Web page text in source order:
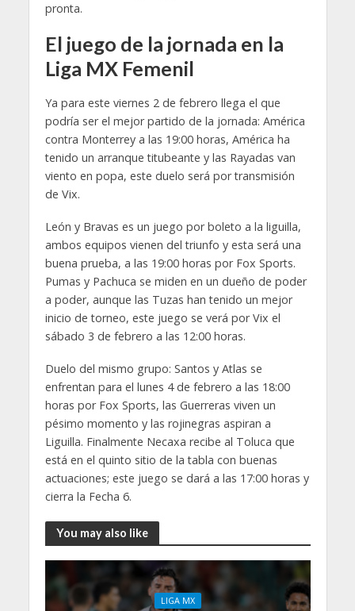
pronta.
El juego de la jornada en la
Liga MX Femenil
Ya para este viernes 2 de febrero llega el que
podría ser el mejor partido de la jornada: América
contra Monterrey a las 19:00 horas, América ha
tenido un arranque titubeante y las Rayadas van
viento en popa, este duelo será por transmisión
de Vix.
León y Bravas es un juego por boleto a la liguilla,
ambos equipos vienen del triunfo y esta será una
buena prueba, a las 19:00 horas por Fox Sports.
Pumas y Pachuca se miden en un dueño de poder
a poder, aunque las Tuzas han tenido un mejor
inicio de torneo, este juego se verá por Vix el
sábado 3 de febrero a las 12:00 horas.
Duelo del mismo grupo: Santos y Atlas se
enfrentan para el lunes 4 de febrero a las 18:00
horas por Fox Sports, las Guerreras viven un
pésimo momento y las rojinegras aspiran a
Liguilla. Finalmente Necaxa recibe al Toluca que
está en el quinto sitio de la tabla con buenas
actuaciones; este juego se dará a las 17:00 horas y
cierra la Fecha 6.
You may also like
LIGA MX